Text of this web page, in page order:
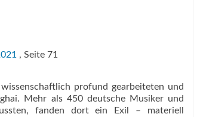
, Seite 71
profund gearbeiteten und
Mehr als 450 deutsche Musiker und
fanden dort ein Exil – materiell